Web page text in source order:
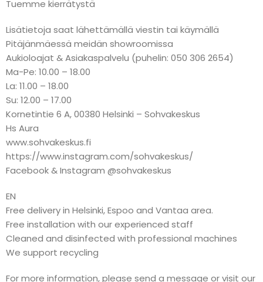
Tuemme kierrätystä
Lisätietoja saat lähettämällä viestin tai käymällä
Pitäjänmäessä meidän showroomissa
Aukioloajat & Asiakaspalvelu (puhelin: 050 306 2654)
Ma-Pe: 10.00 – 18.00
La: 11.00 – 18.00
Su: 12.00 – 17.00
Kornetintie 6 A, 00380 Helsinki – Sohvakeskus
Hs Aura
www.sohvakeskus.fi
https://www.instagram.com/sohvakeskus/
Facebook & Instagram @sohvakeskus
EN
Free delivery in Helsinki, Espoo and Vantaa area.
Free installation with our experienced staff
Cleaned and disinfected with professional machines
We support recycling
For more information, please send a message or visit our